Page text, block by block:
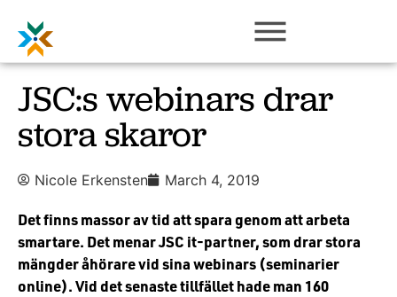
JSC:s webinars drar
stora skaror
Nicole Erkensten March 4, 2019
Det finns massor av tid att spara genom att arbeta
smartare. Det menar JSC it-partner, som drar stora
mängder åhörare vid sina webinars (seminarier
online). Vid det senaste tillfället hade man 160